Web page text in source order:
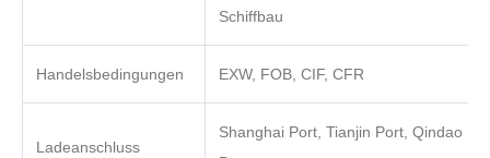
Schiffbau
Handelsbedingungen EXW, FOB, CIF, CFR
Ladeanschluss
Shanghai Port, Tianjin Port, Qindao